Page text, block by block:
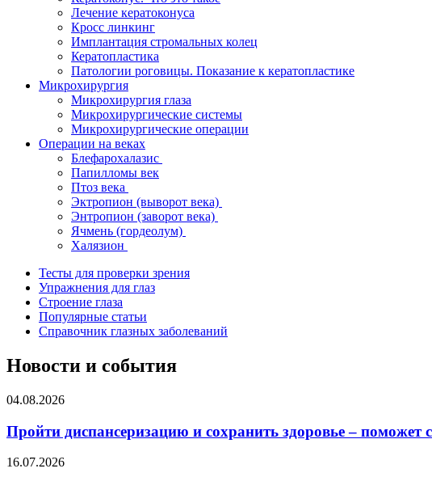
Лечение кератоконуса
Кросс линкинг
Имплантация стромальных колец
Кератопластика
Патологии роговицы. Показание к кератопластике
Микрохирургия
Микрохирургия глаза
Микрохирургические системы
Микрохирургические операции
Операции на веках
Блефарохалазис
Папилломы век
Птоз века
Эктропион (выворот века)
Энтропион (заворот века)
Ячмень (гордеолум)
Халязион
Тесты для проверки зрения
Упражнения для глаз
Строение глаза
Популярные статьи
Справочник глазных заболеваний
Новости и события
04.08.2026
Пройти диспансеризацию и сохранить здоровье – поможет
16.07.2026